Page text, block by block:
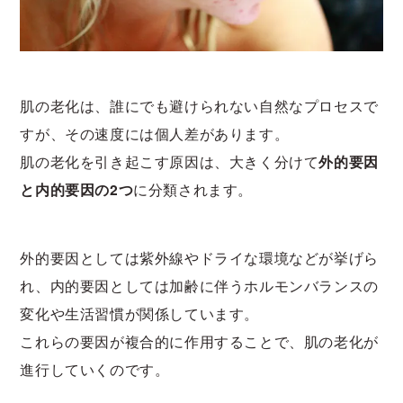
肌の老化は、誰にでも避けられない自然なプロセスで
すが、その速度には個人差があります。
肌の老化を引き起こす原因は、大きく分けて外的要因
と内的要因の2つに分類されます。
外的要因としては紫外線やドライな環境などが挙げら
れ、内的要因としては加齢に伴うホルモンバランスの
変化や生活習慣が関係しています。
これらの要因が複合的に作用することで、肌の老化が
進行していくのです。